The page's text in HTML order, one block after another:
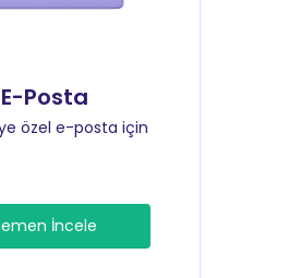
E-Posta
özel e-posta için
İncele